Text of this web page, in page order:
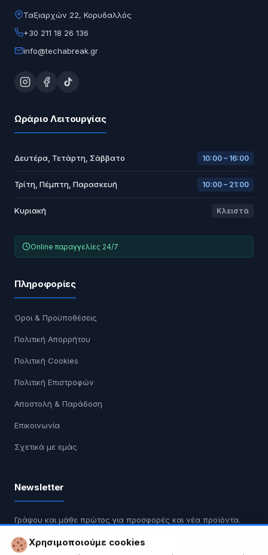
Ταξιαρχών 22, Κορυδαλλός
+30 211 18 26 136
info@techabreak.gr
Ωράριο Λειτουργίας
Δευτέρα, Τετάρτη, Σάββατο 10:00 – 16:00
Τρίτη, Πέμπτη, Παρασκευή 10:00 – 21:00
Κυριακή Κλειστά
Online παραγγελίες 24/7
Πληροφορίες
Όροι & Προϋποθέσεις
Πολιτική Απορρήτου
Πολιτική Cookies
Πολιτική Επιστροφών
Αποστολή & Παράδοση
Επικοινωνία
Σχετικά με εμάς
Newsletter
Γράψου και μάθε πρώτος για προσφορές και νέα προϊόντα.
Χρησιμοποιούμε cookies